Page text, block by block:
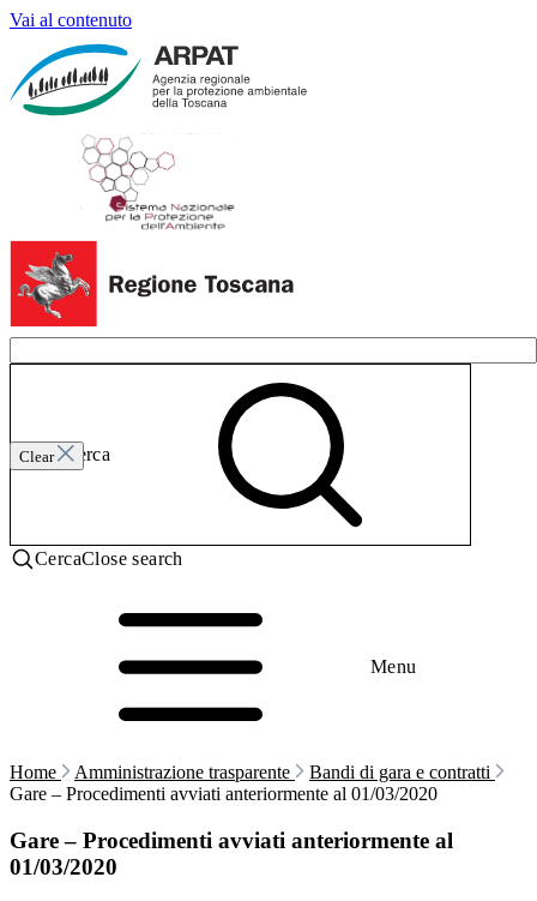
Vai al contenuto
Clear
Invia ricerca
CercaClose search
Menu
Home Amministrazione trasparente
Bandi di gara e contratti
Gare – Procedimenti avviati anteriormente al 01/03/2020
Gare – Procedimenti avviati anteriormente al
01/03/2020